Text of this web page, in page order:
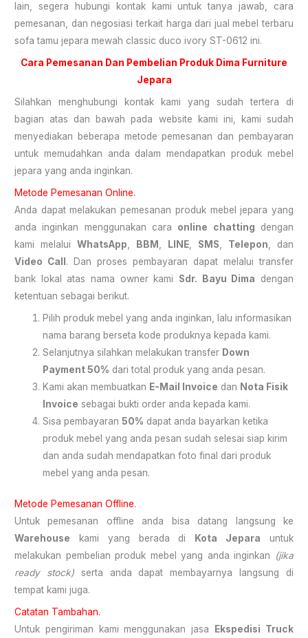
lain, segera hubungi kontak kami untuk tanya jawab, cara
pemesanan, dan negosiasi terkait harga dari jual mebel terbaru
sofa tamu jepara mewah classic duco ivory ST-0612 ini.
Cara Pemesanan Dan Pembelian Produk Dima Furniture
Jepara
Silahkan menghubungi kontak kami yang sudah tertera di
bagian atas dan bawah pada website kami ini, kami sudah
menyediakan beberapa metode pemesanan dan pembayaran
untuk memudahkan anda dalam mendapatkan produk mebel
jepara yang anda inginkan.
Metode Pemesanan Online.
Anda dapat melakukan pemesanan produk mebel jepara yang
anda inginkan menggunakan cara online chatting dengan
kami melaluiWhatsApp BBM LINE SMS Telepon , dan
Video Call . Dan proses pembayaran dapat melalui transfer
bank lokal atas nama owner kami Sdr. Bayu Dima dengan
ketentuan sebagai berikut.
Pilih produk mebel yang anda inginkan, lalu informasikan
nama barang berseta kode produknya kepada kami.
Selanjutnya silahkan melakukan transfer Down
Payment 50% dari total produk yang anda pesan.
Kami akan membuatkan E-Mail Invoice dan Nota Fisik
Invoice sebagai bukti order anda kepada kami.
Sisa pembayaran50% dapat anda bayarkan ketika
produk mebel yang anda pesan sudah selesai siap kirim
dan anda sudah mendapatkan foto final dari produk
mebel yang anda pesan.
Metode Pemesanan Offline.
Untuk pemesanan offline anda bisa datang langsung ke
Warehouse kami yang berada di Kota Jepara untuk
melakukan pembelian produk mebel yang anda inginkan
(jika
ready stock)serta anda dapat membayarnya langsung di
tempat kami juga.
Catatan Tambahan.
Untuk pengiriman kami menggunakan jasa
Ekspedisi Truck